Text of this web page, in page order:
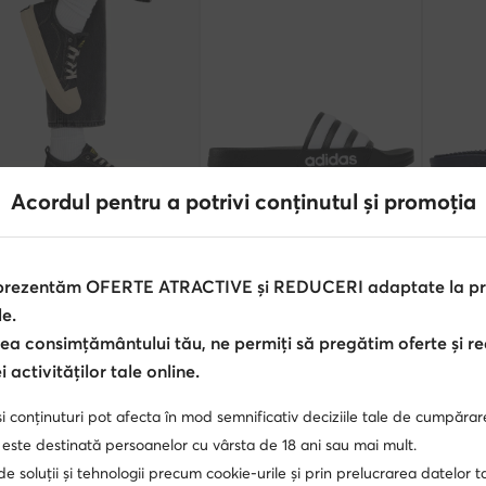
· Bleumarin
Ofertă
Cel mai mic preț125,90 Lei-7%
Ofertă
Cel mai
Acordul pentru a potrivi conținutul și promoția
OFERTE ATRACTIVE și REDUCERI adaptate la
consimțământului tău, ne permiți să pregătim oferte și
activităților tale online.
conținuturi pot afecta în mod semnificativ deciziile tale de
destinată persoanelor cu vârsta de 18 ani sau mai mult.
soluții și tehnologii precum cookie-urile și prin prelucrarea datelor